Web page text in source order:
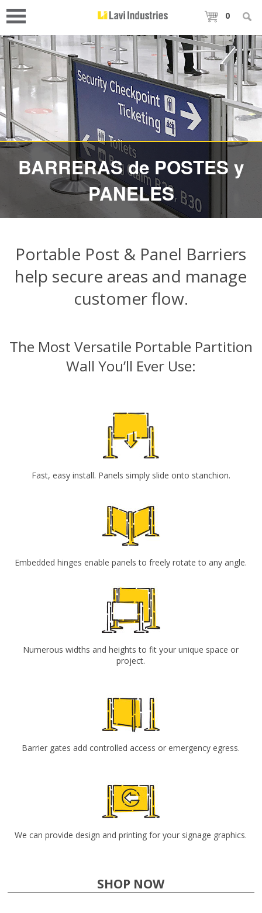
0
BARRERAS de POSTES y
PANELES
Portable Post & Panel Barriers
help secure areas and manage
customer flow.
The Most Versatile Portable Partition
Wall You’ll Ever Use:
Fast, easy install. Panels simply slide onto stanchion.
Embedded hinges enable panels to freely rotate to any angle.
Numerous widths and heights to fit your unique space or
project.
Barrier gates add controlled access or emergency egress.
We can provide design and printing for your signage graphics.
SHOP NOW